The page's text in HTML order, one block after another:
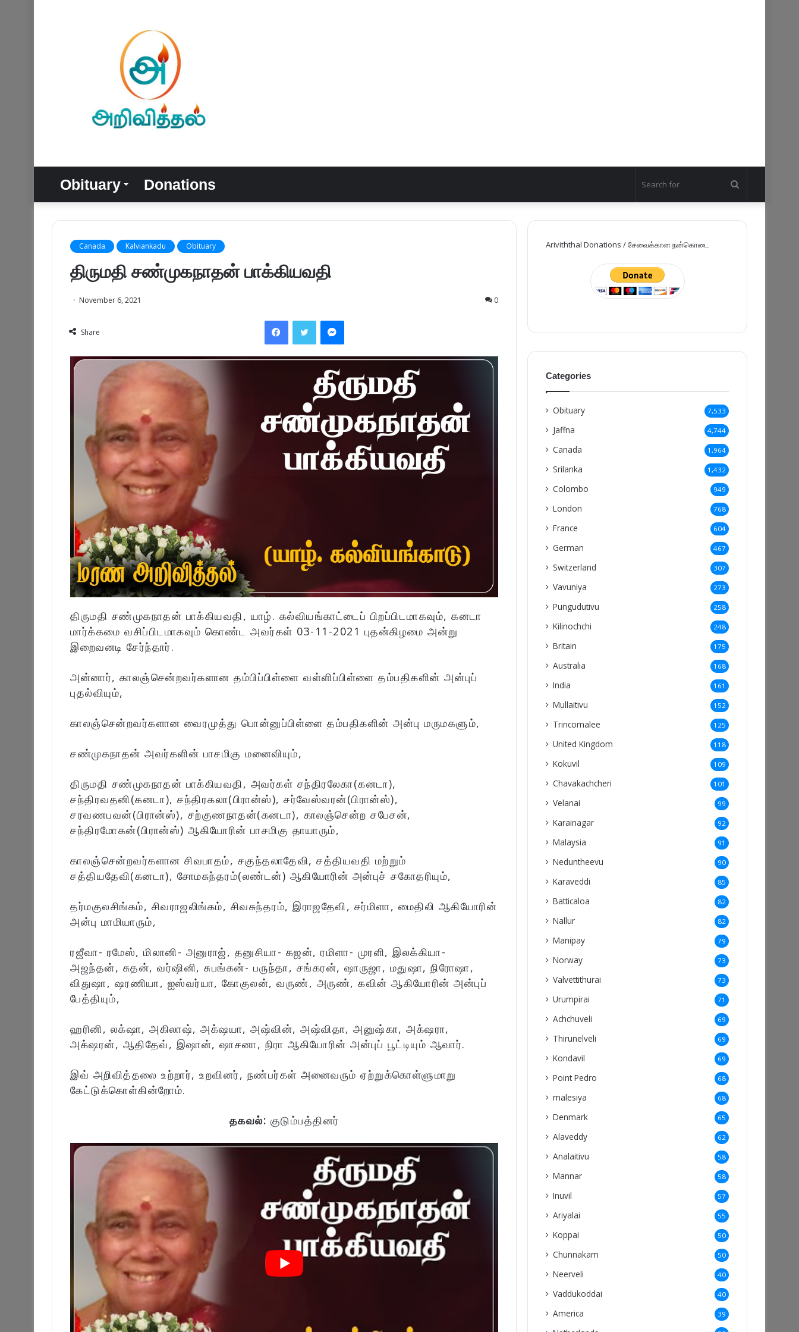
Obituary Donations
for
Canada Kalviankadu Obituary
திருமதி சண்முகநாதன் பாக்கியவதி
November 6, 2021 0
Share
FacebookTwitter Messenger
திருமதி சண்முகநாதன் பாக்கியவதி, யாழ். கல்வியங்காட்டைப் பிறப்பிடமாகவும், கனடா
மார்க்கமை வசிப்பிடமாகவும் கொண்ட அவர்கள் 03-11-2021 புதன்கிழமை அன்று
இறைவனடி சேர்ந்தார்.
அன்னார், காலஞ்சென்றவர்களான தம்பிப்பிள்ளை வள்ளிப்பிள்ளை தம்பதிகளின் அன்புப்
புதல்வியும்,
காலஞ்சென்றவர்களான வைரமுத்து பொன்னுப்பிள்ளை தம்பதிகளின் அன்பு மருமகளும்,
சண்முகநாதன் அவர்களின் பாசமிகு மனைவியும்,
திருமதி சண்முகநாதன் பாக்கியவதி, அவர்கள் சந்திரலேகா(கனடா),
சந்திரவதனி(கனடா), சந்திரகலா(பிரான்ஸ்), சர்வேஸ்வரன்(பிரான்ஸ்),
சரவணபவன்(பிரான்ஸ்), சற்குணநாதன்(கனடா), காலஞ்சென்ற சபேசன்,
சந்திரமோகன்(பிரான்ஸ்) ஆகியோரின் பாசமிகு தாயாரும்,
காலஞ்சென்றவர்களான சிவபாதம், சகுந்தலாதேவி, சத்தியவதி மற்றும்
சத்தியதேவி(கனடா), சோமசுந்தரம்(லண்டன்) ஆகியோரின் அன்புச் சகோதரியும்,
தர்மகுலசிங்கம், சிவராஜலிங்கம், சிவசுந்தரம், இராஜதேவி, சர்மிளா, மைதிலி ஆகியோரின்
அன்பு மாமியாரும்,
ரஜீவா- ரமேஸ், மிலானி- அனுராஜ், தனுசியா- கஜன், ரமிளா- முரளி, இலக்கியா-
அஜந்தன், சுதன், வர்ஷினி, சுபங்கன்- பருந்தா, சங்கரன், ஷாருஜா, மதுஷா, நிரோஷா,
விதுஷா, ஷரணியா, ஐஸ்வர்யா, கோகுலன், வருண், அருண், கவின் ஆகியோரின் அன்புப்
பேத்தியும்,
ஹரினி, லக்‌ஷா, அகிலாஷ், அக்‌ஷயா, அஷ்வின், அஷ்விதா, அனுஷ்கா, அக்‌ஷரா,
அக்‌ஷரன், ஆதிதேவ், இஷான், ஷாசனா, நிரா ஆகியோரின் அன்புப் பூட்டியும் ஆவார்.
இவ் அறிவித்தலை உற்றார், உறவினர், நண்பர்கள் அனைவரும் ஏற்றுக்கொள்ளுமாறு
கேட்டுக்கொள்கின்றோம்.
தகவல்: குடும்பத்தினர்
Ariviththal Donations / சேவைக்கான நன்கொடை
Categories
Obituary 7,533
Jaffna 4,744
Canada 1,964
Srilanka 1,432
Colombo 949
London 768
France 604
German 467
Switzerland 307
Vavuniya 273
Pungudutivu 258
Kilinochchi 248
Britain 175
Australia 168
India 161
Mullaitivu 152
Trincomalee 125
United Kingdom 118
Kokuvil 109
Chavakachcheri 101
Velanai 99
Karainagar 92
Malaysia 91
Neduntheevu 90
Karaveddi 85
Batticaloa 82
Nallur 82
Manipay 79
Norway 73
Valvettithurai 73
Urumpirai 71
Achchuveli 69
Thirunelveli 69
Kondavil 69
Point Pedro 68
malesiya 68
Denmark 65
Alaveddy 62
Analaitivu 58
Mannar 58
Inuvil 57
Ariyalai 55
Koppai 50
Chunnakam 50
Neerveli 40
Vaddukoddai 40
America 39